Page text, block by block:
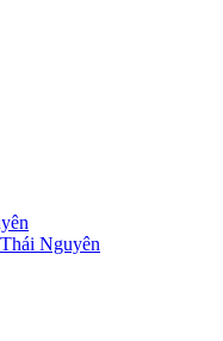
Nguyên